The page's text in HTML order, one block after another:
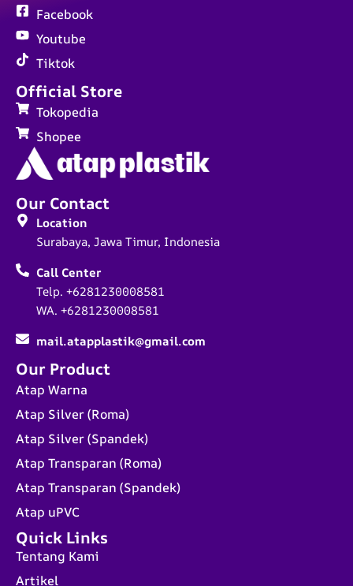
Quick Links
Tentang Kami
Artikel
Our Product
Atap Warna
Atap Silver (Roma)
Atap Silver (Spandek)
Atap Transparan (Roma)
Atap Transparan (Spandek)
Atap uPVC
Our Contact
Location
Surabaya, Jawa Timur, Indonesia
Call Center
Telp. +6281230008581
WA. +6281230008581
mail.atapplastik@gmail.com
Official Store
Tokopedia
Shopee
Facebook
Youtube
Tiktok